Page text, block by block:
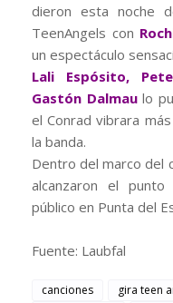
dieron esta noche
TeenAngels con
un espectáculo
Lali Espósito,
Gastón Dalmaulo
el Conrad vibrara
la banda.
Dentro del marco del
alcanzaron el
público en Punta del
Fuente: Laubfal
canciones gira teen